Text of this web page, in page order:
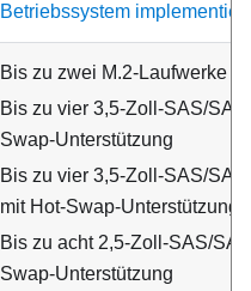
Betriebssystem
Bis zu zwei M.2-Laufwerke
Bis zu vier 3,5-Zoll-SAS/
Swap-Unterstützung
Bis zu vier 3,5-Zoll-SAS/
mit Hot-Swap-Unterstützung
Bis zu acht 2,5-Zoll-SAS/
Swap-Unterstützung